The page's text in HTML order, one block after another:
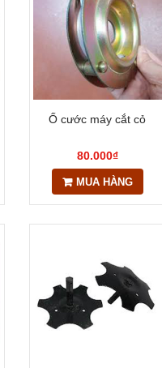
Ổ cước máy cắt cỏ
80.000₫
MUA HÀNG